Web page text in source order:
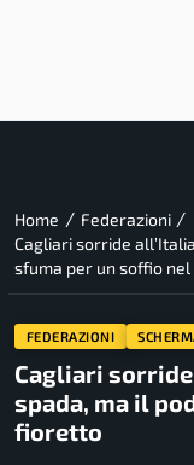
Home / Federazioni /
Cagliari sorride
sfuma per un soffio
FEDERAZIONI
Cagliari
spada, ma il
fioretto